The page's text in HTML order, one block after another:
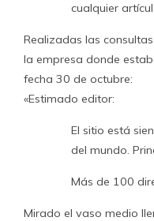
cualquier
Realizadas las
la empresa donde
fecha 30 de octubre:
«Estimado editor:
El sitio está
del mundo.
Más de 100
Mirado el vaso medio